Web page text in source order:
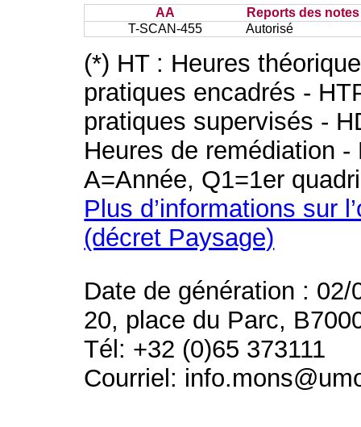
AA
Reports des
T-SCAN-455
Autorisé
(*) HT : Heures
pratiques encadrés -
pratiques supervisés -
Heures de remédiation
A=Année, Q1=1er
Plus d’informations sur
(décret Paysage)
Date de génération : 02/
20, place du Parc,
Tél: +32 (0)65 373111
Courriel: